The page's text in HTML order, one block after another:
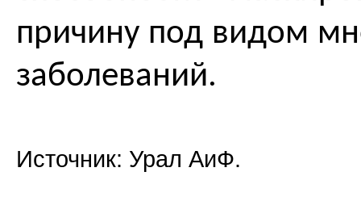
причину под видом
заболеваний.
Источник: Урал АиФ.